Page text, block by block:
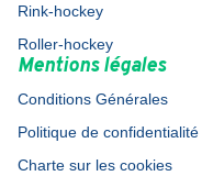
Rink-hockey
Roller-hockey
Mentions légales
Conditions Générales
Politique de confidentialité
Charte sur les cookies